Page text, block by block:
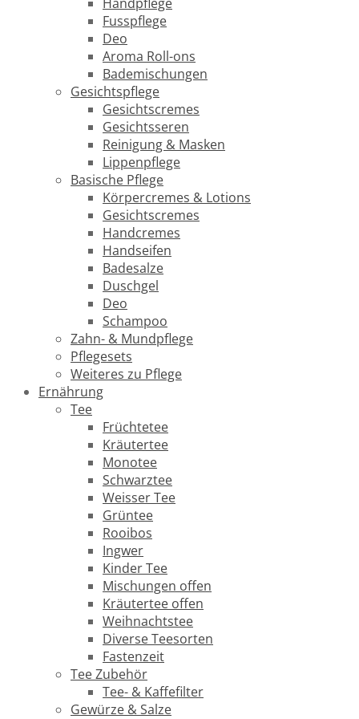
Fusspflege
Deo
Aroma Roll-ons
Bademischungen
Gesichtspflege
Gesichtscremes
Gesichtsseren
Reinigung & Masken
Lippenpflege
Basische Pflege
Körpercremes & Lotions
Gesichtscremes
Handcremes
Handseifen
Badesalze
Duschgel
Deo
Schampoo
Zahn- & Mundpflege
Pflegesets
Weiteres zu Pflege
Ernährung
Tee
Früchtetee
Kräutertee
Monotee
Schwarztee
Weisser Tee
Grüntee
Rooibos
Ingwer
Kinder Tee
Mischungen offen
Kräutertee offen
Weihnachtstee
Diverse Teesorten
Fastenzeit
Tee Zubehör
Tee- & Kaffefilter
Gewürze & Salze